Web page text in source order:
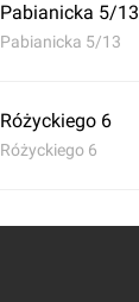
Pabianicka 5/13
Pabianicka 5/13
Różyckiego 6
Różyckiego 6